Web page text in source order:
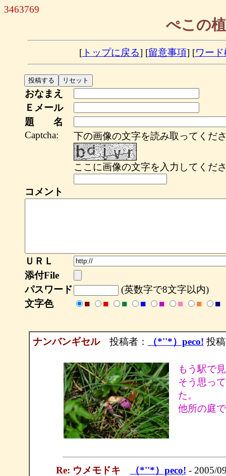
3463769
ぺこの
[トップに戻る] [留意事項] [ワー
おなまえ
Ｅメール
題 名
Captcha:
下の画像の文字を読み取ってくだ
ここに画像の文字を入力してくだ
コメント
ＵＲＬ
添付File
パスワード
(英数字で8文字以内)
文字色
■ ■ ■ ■ ■ ■ ■ ■
ナンバンギセル投稿者： （*''*）peco! 投
もう駅で
そう思っ
た。
他所の庭
Re: ウメモドキ （*''*）peco! - 2005/